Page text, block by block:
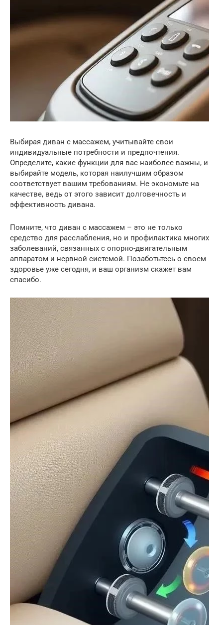
Выбирая диван с массажем, учитывайте свои
индивидуальные потребности и предпочтения.
Определите, какие функции для вас наиболее важны, и
выбирайте модель, которая наилучшим образом
соответствует вашим требованиям. Не экономьте на
качестве, ведь от этого зависит долговечность и
эффективность дивана.
Помните, что диван с массажем – это не только
средство для расслабления, но и профилактика многих
заболеваний, связанных с опорно-двигательным
аппаратом и нервной системой. Позаботьтесь о своем
здоровье уже сегодня, и ваш организм скажет вам
спасибо.